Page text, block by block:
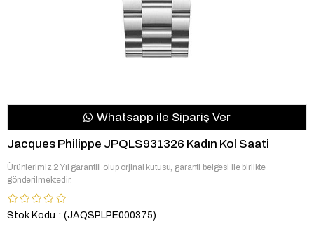
Whatsapp ile Sipariş Ver
Jacques Philippe JPQLS931326 Kadın Kol Saati
Ürünlerimiz 2 Yıl garantili olup orjinal kutusu, garanti belgesi ile birlikte
gönderilmektedir.
Stok Kodu (JAQSPLPE000375)